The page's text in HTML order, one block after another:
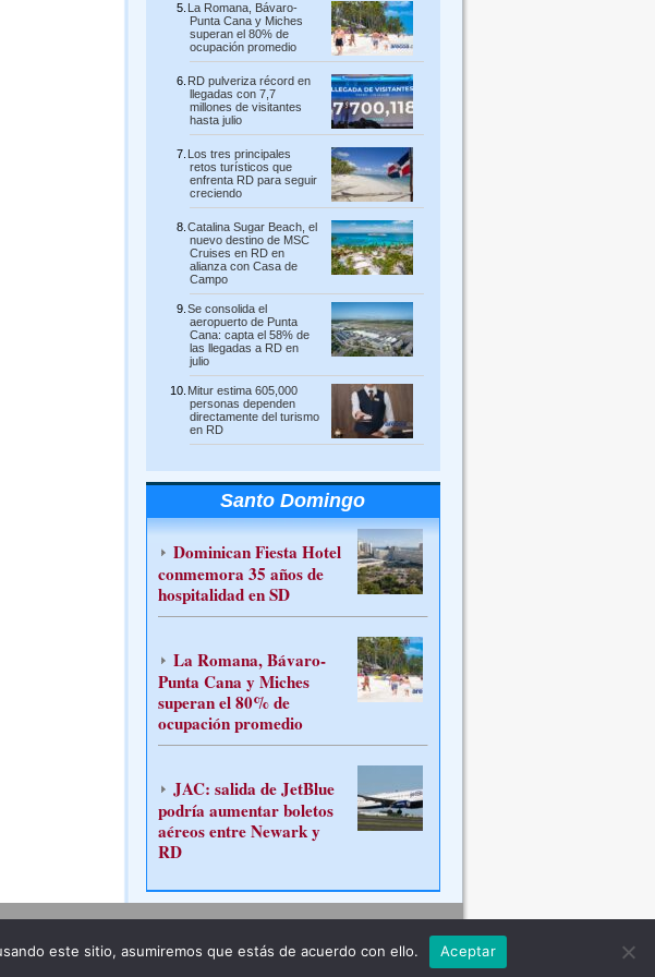
La Romana, Bávaro-
Punta Cana y Miches
superan el 80% de
ocupación promedio
RD pulveriza récord en
llegadas con 7,7
millones de visitantes
hasta julio
Los tres principales
retos turísticos que
enfrenta RD para seguir
creciendo
Catalina Sugar Beach, el
nuevo destino de MSC
Cruises en RD en
alianza con Casa de
Campo
Se consolida el
aeropuerto de Punta
Cana: capta el 58% de
las llegadas a RD en
julio
Mitur estima 605,000
personas dependen
directamente del turismo
en RD
Santo Domingo
Dominican Fiesta Hotel
conmemora 35 años de
hospitalidad en SD
La Romana, Bávaro-
Punta Cana y Miches
superan el 80% de
ocupación promedio
JAC: salida de JetBlue
podría aumentar boletos
aéreos entre Newark y
RD
este sitio, asumiremos que estás de acuerdo con ello. Aceptar